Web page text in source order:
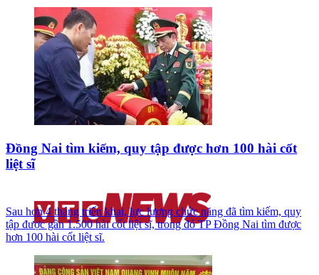
Đồng Nai tìm kiếm, quy tập được hơn 100 hài cốt
liệt sĩ
Sau hơn 4 tháng triển khai, lực lượng chức năng đã tìm kiếm, quy
tập được gần 1.500 hài cốt liệt sĩ, trong đó TP Đồng Nai tìm được
hơn 100 hài cốt liệt sĩ.